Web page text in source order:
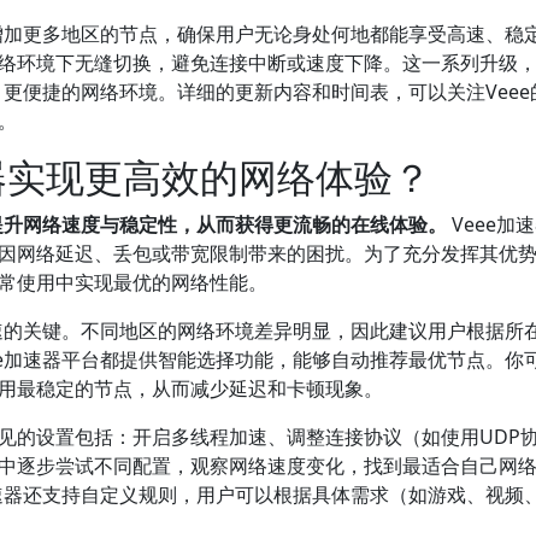
更多地区的节点，确保用户无论身处何地都能享受高速、稳
环境下无缝切换，避免连接中断或速度下降。这一系列升级
便捷的网络环境。详细的更新内容和时间表，可以关注Veee
现更高效的网络体验？
网络速度与稳定性，从而获得更流畅的在线体验。
Veee加
络延迟、丢包或带宽限制带来的困扰。为了充分发挥其优势
用中实现最优的网络性能。
关键。不同地区的网络环境差异明显，因此建议用户根据所
速器平台都提供智能选择功能，能够自动推荐最优节点。你
稳定的节点，从而减少延迟和卡顿现象。
的设置包括：开启多线程加速、调整连接协议（如使用UDP
逐步尝试不同配置，观察网络速度变化，找到最适合自己网
还支持自定义规则，用户可以根据具体需求（如游戏、视频